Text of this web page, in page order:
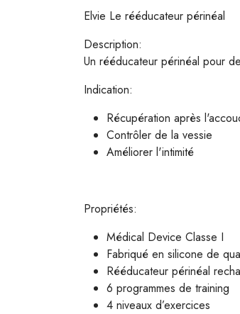
Elvie Le rééducateur périnéal
Description:
Un rééducateur périnéal pour
Indication:
Récupération après
Contrôler de la vessie
Améliorer l'intimité
Propriétés:
Médical Device Classe I
Fabriqué en silicone de
Rééducateur périnéal
6 programmes de training
4 niveaux d’exercices